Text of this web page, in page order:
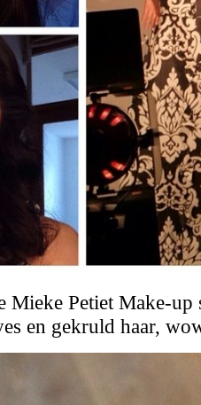
Mieke Petiet Make-
en gekruld haar,